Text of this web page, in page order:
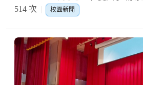
514 次
校園新聞